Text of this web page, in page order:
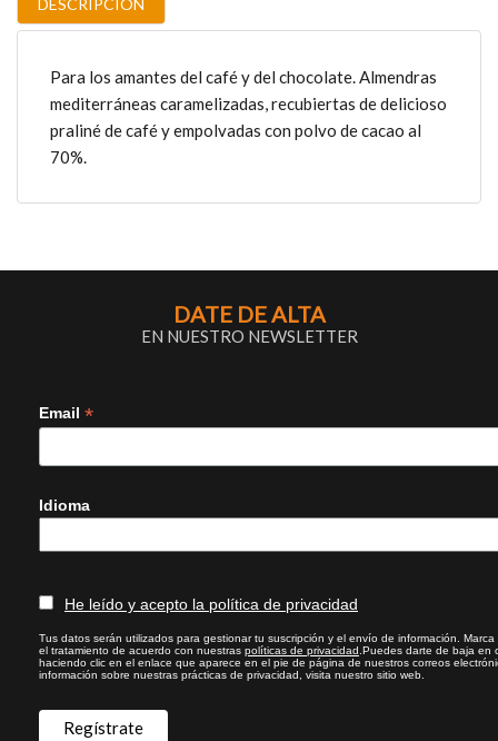
DESCRIPCIÓN
Para los amantes del café y del chocolate. Almendras
mediterráneas caramelizadas, recubiertas de delicioso
praliné de café y empolvadas con polvo de cacao al
70%.
DATE DE ALTA
EN NUESTRO NEWSLETTER
Email *
Idioma
He leído y acepto la política de privacidad
Tus datos serán utilizados para gestionar tu suscripción y el envío de información.
el tratamiento de acuerdo con nuestras políticas de privacidad .Puedes darte de baja en
haciendo clic en el enlace que aparece en el pie de página de nuestros correos
información sobre nuestras prácticas de privacidad, visita nuestro sitio web.